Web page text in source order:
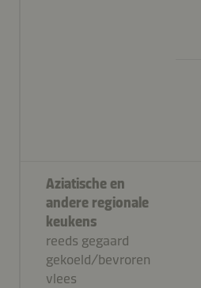
Aziatische en
andere regionale
keukens
reeds gegaard
gekoeld/bevroren
vlees